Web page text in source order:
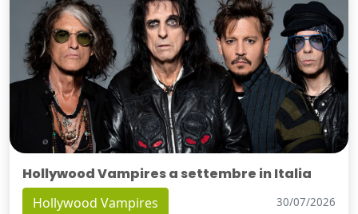
Hollywood Vampires a settembre in Italia
Hollywood Vampires 30/07/2026